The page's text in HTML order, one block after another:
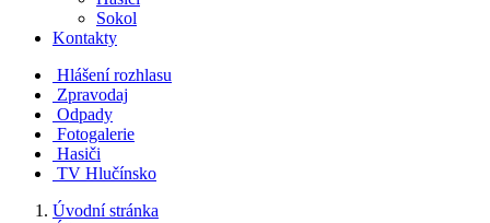
Sokol
Kontakty
Hlášení rozhlasu
Zpravodaj
Odpady
Fotogalerie
Hasiči
TV Hlučínsko
Úvodní stránka